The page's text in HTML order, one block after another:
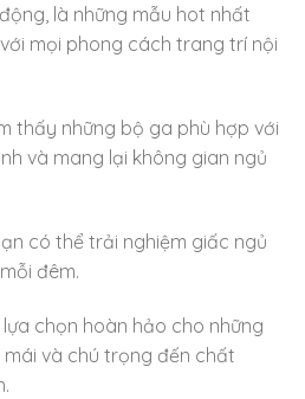
là những mẫu hot nhất
mọi phong cách trang trí nội
thấy những bộ ga phù hợp với
và mang lại không gian ngủ
có thể trải nghiệm giấc ngủ
đêm.
lựa chọn hoàn hảo cho những
và chú trọng đến chất